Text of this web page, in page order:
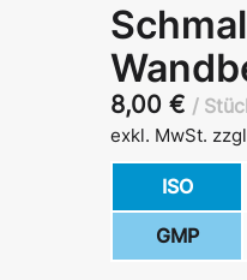
8,00 €
exkl. MwSt.
ISO
GMP